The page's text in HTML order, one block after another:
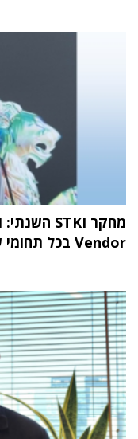
Vendor בכל תחומי שוק ה-IT